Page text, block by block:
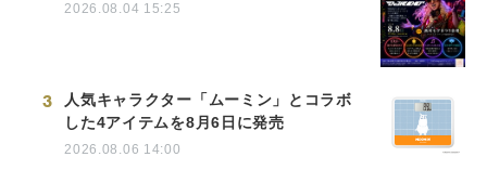
2026.08.04 15:25
3
人気キャラクター「ムーミン」とコラボ
した4アイテムを8月6日に発売
2026.08.06 14:00